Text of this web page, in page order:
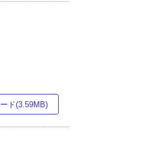
ド(3.59MB)